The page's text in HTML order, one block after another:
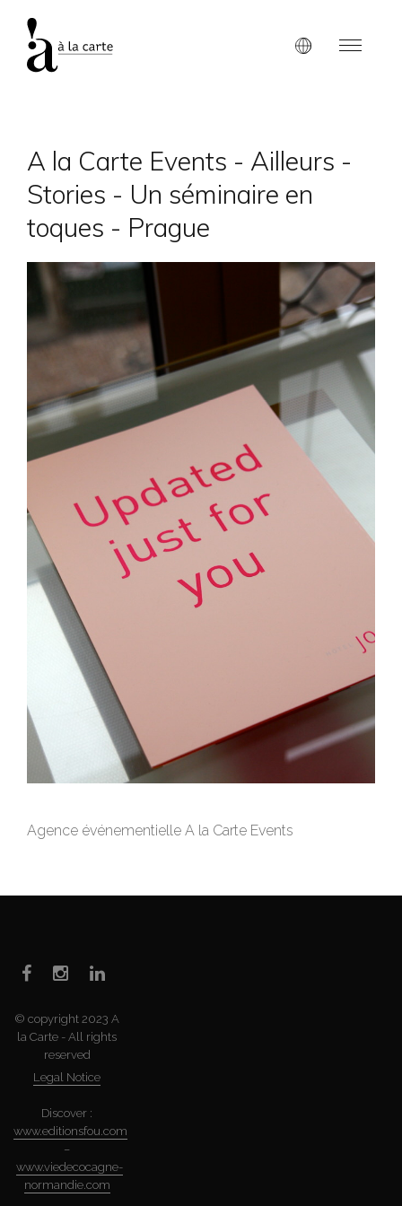
A la Carte Events - Ailleurs -
Stories - Un séminaire en
toques - Prague
Agence événementielle A la Carte Events
© copyright 2023 A
la Carte - All rights
reserved
Legal Notice
Discover :
www.editionsfou.com
–
www.viedecocagne-
normandie.com